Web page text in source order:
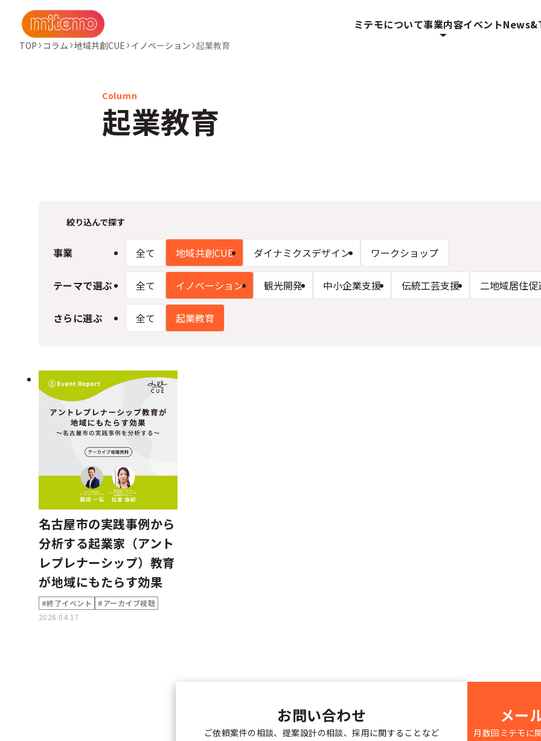
ミテモについて事業内容イベント
TOP コラム 地域共創CUE イノベーション​ 起業教育
起業教育
絞り込んで探す
事業 全て 地域共創CUE ダイナミクスデザイン ワークショップ
テーマで選ぶ 全て イノベーション​ 観光開発 中小企業支援 伝統工芸支援 二地域居住促
さらに選ぶ 全て 起業教育
名古屋市の実践事例から
分析する起業家（アント
レプレナーシップ）教育
が地域にもたらす効果
#終了イベント
#アーカイブ視聴
2026.04.17
お問い合わせ
ご依頼案件の相談、提案設計の相談、採用に関することなど
メー
月数回ミテモに